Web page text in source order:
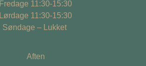
Fredage 11:30-15:30
Lørdage 11:30-15:30
Søndage – Lukket
Aften